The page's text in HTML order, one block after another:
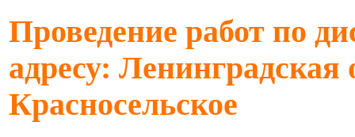
Проведение работ по
адресу:
Красносельское